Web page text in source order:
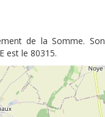
de la Somme. Son
est le 80315.